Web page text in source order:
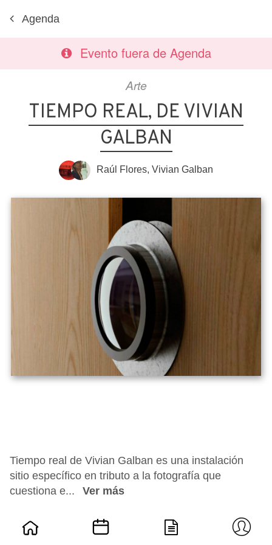
Agenda
Evento fuera de Agenda
Arte
TIEMPO REAL, DE VIVIAN
GALBAN
Raúl Flores, Vivian Galban
Tiempo real de Vivian Galban es una instalación
sitio específico en tributo a la fotografía que
cuestiona e...
Ver más